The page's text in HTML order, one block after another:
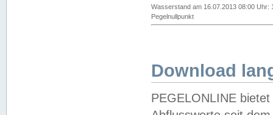
Wasserstand am 16.07.2013 08:00 Uhr:
Pegelnullpunkt
Download
PEGELONLINE